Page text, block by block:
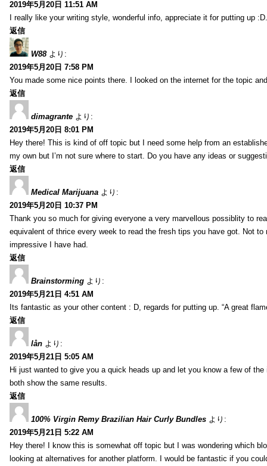
2019年5月20日 11:51 AM
I really like your writing style, wonderful info, appreciate it for putting up
返信
W88 より:
2019年5月20日 7:58 PM
You made some nice points there. I looked on the internet for the topic
返信
dimagrante より:
2019年5月20日 8:01 PM
Hey there! This is kind of off topic but I need some help from an
my own but I’m not sure where to start. Do you have any ideas or
返信
Medical Marijuana より:
2019年5月20日 10:37 PM
Thank you so much for giving everyone a very marvellous possiblity to
equivalent of thrice every week to read the fresh tips you have got. Not
impressive I have had.
返信
Brainstorming より:
2019年5月21日 4:51 AM
Its fantastic as your other content : D, regards for putting up. “A great
返信
lån より:
2019年5月21日 5:05 AM
Hi just wanted to give you a quick heads up and let you know a few of
both show the same results.
返信
100% Virgin Remy Brazilian Hair Curly Bundles より:
2019年5月21日 5:22 AM
Hey there! I know this is somewhat off topic but I was wondering which
looking at alternatives for another platform. I would be fantastic if you